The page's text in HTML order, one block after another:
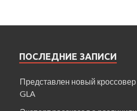
ПОСЛЕДНИЕ ЗАПИСИ
Представлен новый
GLA